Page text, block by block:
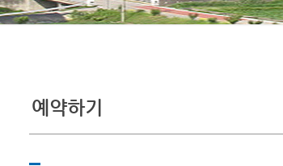
예약하기